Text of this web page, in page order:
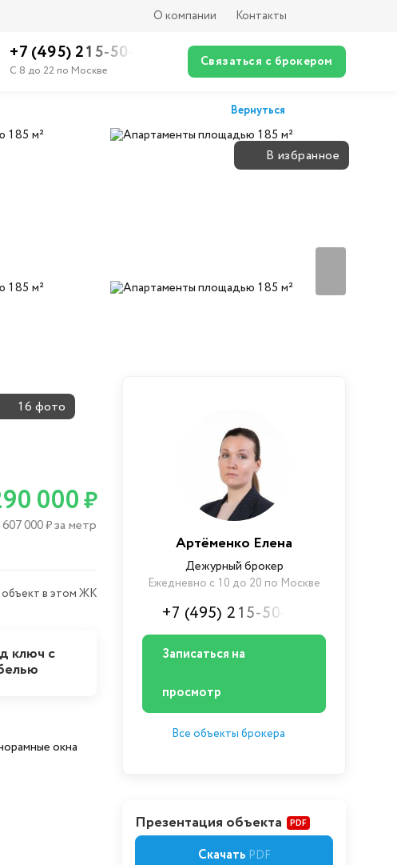
О компании Контакты
+7 (495) 215-50-XX
С 8 до 22 по Москве
Связаться с брокером
Вернуться
В избранное
16 фото
000₽
607 000₽за метр
в этом ЖК
ключ с
окна
Артёменко Елена
Дежурный брокер
Ежедневно с 10 до 20 по Москве
+7 (495) 215-50-XX
Записаться на
просмотр
Все объекты брокера
Презентация объекта PDF
Скачать PDF